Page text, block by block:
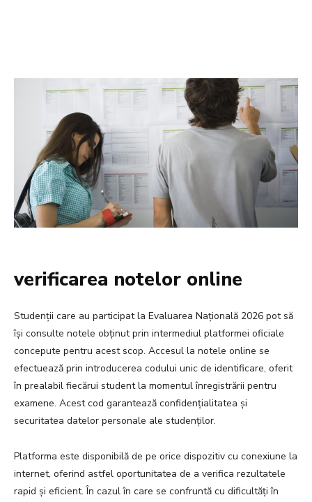
verificarea notelor online
Studenții care au participat la Evaluarea Națională 2026 pot să
își consulte notele obținut prin intermediul platformei oficiale
concepute pentru acest scop. Accesul la notele online se
efectuează prin introducerea codului unic de identificare, oferit
în prealabil fiecărui student la momentul înregistrării pentru
examene. Acest cod garantează confidențialitatea și
securitatea datelor personale ale studenților.
Platforma este disponibilă de pe orice dispozitiv cu conexiune la
internet, oferind astfel oportunitatea de a verifica rezultatele
rapid și eficient. În cazul în care se confruntă cu dificultăți în